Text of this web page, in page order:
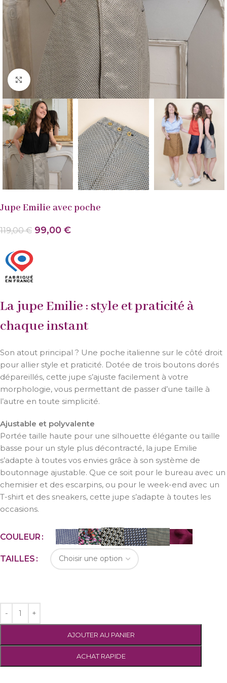
Agrandir
Jupe Emilie avec poche
119,00€ 99,00 €
La jupe Emilie : style et praticité à
chaque instant
Son atout principal ? Une poche italienne sur le côté droit
pour allier style et praticité. Dotée de trois boutons dorés
dépareillés, cette jupe s’ajuste facilement à votre
morphologie, vous permettant de passer d’une taille à
l’autre en toute simplicité.
Ajustable et polyvalente
Portée taille haute pour une silhouette élégante ou taille
basse pour un style plus décontracté, la jupe Emilie
s’adapte à toutes vos envies grâce à son système de
boutonnage ajustable. Que ce soit pour le bureau avec un
chemisier et des escarpins, ou pour le week-end avec un
T-shirt et des sneakers, cette jupe s’adapte à toutes les
occasions.
COULEUR
TAILLES
AJOUTER AU PANIER
ACHAT RAPIDE